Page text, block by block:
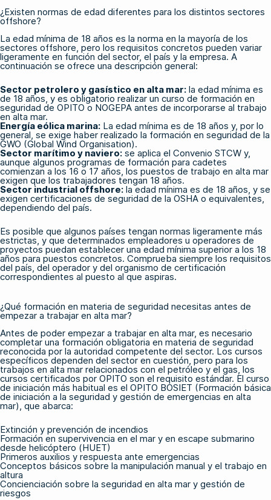
¿Existen normas de edad diferentes para los distintos sectores
offshore?
La edad mínima de 18 años es la norma en la mayoría de los
sectores offshore, pero los requisitos concretos pueden variar
ligeramente en función del sector, el país y la empresa. A
continuación se ofrece una descripción general:
Sector petrolero y gasístico en alta mar: la edad mínima es
de 18 años, y es obligatorio realizar un curso de formación en
seguridad de OPITO o NOGEPA antes de incorporarse al trabajo
en alta mar.
Energía eólica marina: La edad mínima es de 18 años y, por lo
general, se exige haber realizado la formación en seguridad de la
GWO (Global Wind Organisation).
Sector marítimo y naviero: se aplica el Convenio STCW y,
aunque algunos programas de formación para cadetes
comienzan a los 16 o 17 años, los puestos de trabajo en alta mar
exigen que los trabajadores tengan 18 años.
Sector industrial offshore: la edad mínima es de 18 años, y se
exigen certificaciones de seguridad de la OSHA o equivalentes,
dependiendo del país.
Es posible que algunos países tengan normas ligeramente más
estrictas, y que determinados empleadores u operadores de
proyectos puedan establecer una edad mínima superior a los 18
años para puestos concretos. Comprueba siempre los requisitos
del país, del operador y del organismo de certificación
correspondientes al puesto al que aspiras.
¿Qué formación en materia de seguridad necesitas antes de
empezar a trabajar en alta mar?
Antes de poder empezar a trabajar en alta mar, es necesario
completar una formación obligatoria en materia de seguridad
reconocida por la autoridad competente del sector. Los cursos
específicos dependen del sector en cuestión, pero para los
trabajos en alta mar relacionados con el petróleo y el gas, los
cursos certificados por OPITO son el requisito estándar. El curso
de iniciación más habitual es el OPITO BOSIET (Formación básica
de iniciación a la seguridad y gestión de emergencias en alta
mar) , que abarca:
Extinción y prevención de incendios
Formación en supervivencia en el mar y en escape submarino
desde helicóptero (HUET)
Primeros auxilios y respuesta ante emergencias
Conceptos básicos sobre la manipulación manual y el trabajo en
altura
Concienciación sobre la seguridad en alta mar y gestión de
riesgos